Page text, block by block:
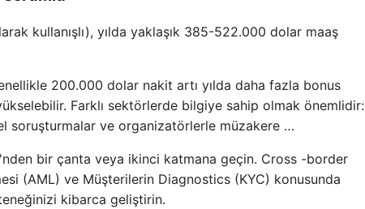
kullanışlı), yılda yaklaşık 385-522.000 dolar maaş
200.000 dolar nakit artı yılda daha fazla bonus
Farklı sektörlerde bilgiye sahip olmak önemlidir:
soruşturmalar ve organizatörlerle müzakere …
bir çanta veya ikinci katmana geçin. Cross -border
(AML) ve Müşterilerin Diagnostics (KYC) konusunda
kibarca geliştirin.